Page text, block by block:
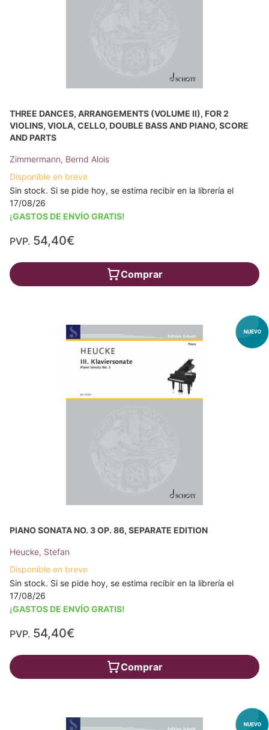
THREE DANCES, ARRANGEMENTS (VOLUME II), FOR 2
VIOLINS, VIOLA, CELLO, DOUBLE BASS AND PIANO, SCORE
AND PARTS
Zimmermann, Bernd Alois
Disponible en breve
Sin stock. Si se pide hoy, se estima recibir en la librería el
17/08/26
¡GASTOS DE ENVÍO GRATIS!
PVP. 54,40€
Comprar
PIANO SONATA NO. 3 OP. 86, SEPARATE EDITION
Heucke, Stefan
Disponible en breve
Sin stock. Si se pide hoy, se estima recibir en la librería el
17/08/26
¡GASTOS DE ENVÍO GRATIS!
PVP. 54,40€
Comprar